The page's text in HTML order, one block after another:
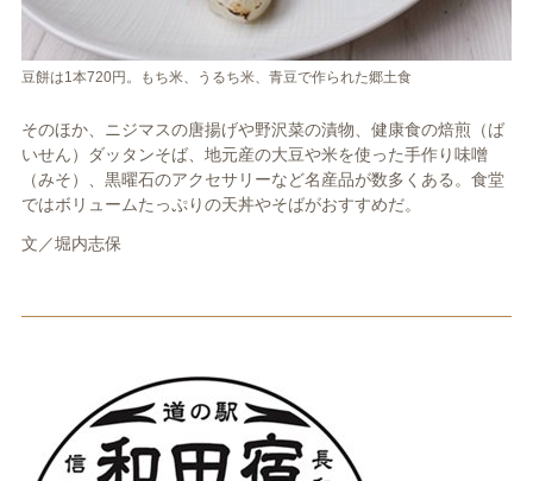
豆餅は1本720円。もち米、うるち米、青豆で作られた郷土食
そのほか、ニジマスの唐揚げや野沢菜の漬物、健康食の焙煎（ば
いせん）ダッタンそば、地元産の大豆や米を使った手作り味噌
（みそ）、黒曜石のアクセサリーなど名産品が数多くある。食堂
ではボリュームたっぷりの天丼やそばがおすすめだ。
文／堀内志保